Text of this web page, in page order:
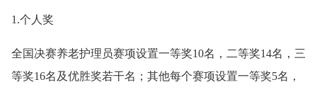
1.个人奖
全国决赛养老护理员赛项设置一等奖10名，二等奖14名，三
等奖16名及优胜奖若干名；其他每个赛项设置一等奖5名，